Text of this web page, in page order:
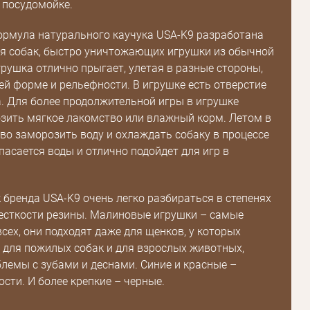
натурального каучука USA-K9 разработана
собак, быстро уничтожающих игрушки из обычной
отлично прыгает, улетая в разные стороны,
форме и рельефности. В игрушке есть отверстие
Для более продолжительной игры в игрушке
мягкое лакомство или влажный корм. Летом в
заморозить воду и охлаждать собаку в процессе
воды и отлично подойдет для игр в
USA-K9 очень легко разбираться в степенях
резины. Малиновые игрушки – самые
они подходят даже для щенков, у которых
для пожилых собак и для взрослых животных,
с зубами и деснами. Синие и красные –
И более крепкие – черные.
Зарегистрироваться